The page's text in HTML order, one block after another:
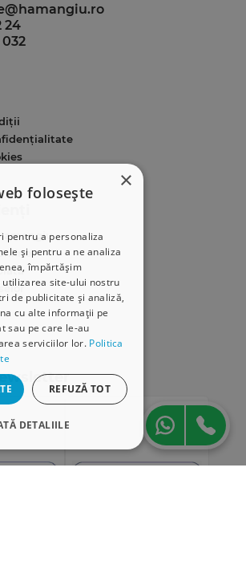
×
folosește
pentru a personaliza
și pentru a ne analiza
împărtășim
site-ului nostru
de publicitate și analiză,
cu alte informații pe
sau pe care le-au
serviciilor lor. Politica
REFUZĂ TOT
DETALIILE
24